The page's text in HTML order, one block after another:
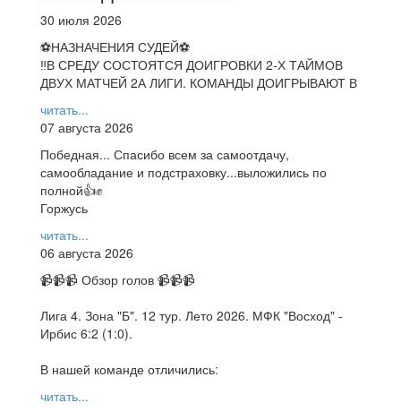
30 июля 2026
⚽НАЗНАЧЕНИЯ СУДЕЙ⚽
‼В СРЕДУ СОСТОЯТСЯ ДОИГРОВКИ 2-Х ТАЙМОВ
ДВУХ МАТЧЕЙ 2А ЛИГИ. КОМАНДЫ ДОИГРЫВАЮТ В
читать...
07 августа 2026
Победная... Спасибо всем за самоотдачу,
самообладание и подстраховку...выложились по
полной👍✊
Горжусь
читать...
06 августа 2026
📹📹📹 Обзор голов 📹📹📹
Лига 4. Зона "Б". 12 тур. Лето 2026. МФК "Восход" -
Ирбис 6:2 (1:0).
В нашей команде отличились:
читать...